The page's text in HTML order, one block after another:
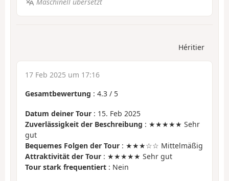
Héritier
17 Feb 2025 um 17:16
Gesamtbewertung : 4.3 / 5
Datum deiner Tour : 15. Feb 2025
Zuverlässigkeit der Beschreibung : ★★★★★ Sehr
gut
Bequemes Folgen der Tour : ★★★☆☆ Mittelmäßig
Attraktivität der Tour : ★★★★★ Sehr gut
Tour stark frequentiert : Nein